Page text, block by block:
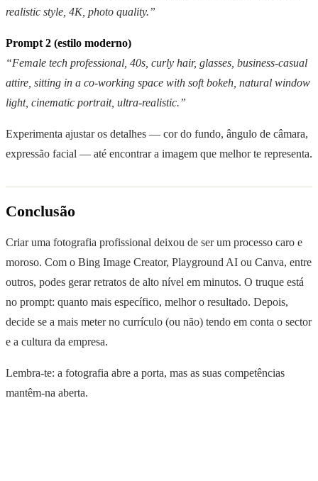
realistic style, 4K, photo quality.”
Prompt 2 (estilo moderno)
“Female tech professional, 40s, curly hair, glasses, business-casual
attire, sitting in a co-working space with soft bokeh, natural window
light, cinematic portrait, ultra-realistic.”
Experimenta ajustar os detalhes — cor do fundo, ângulo de câmara,
expressão facial — até encontrar a imagem que melhor te representa.
Conclusão
Criar uma fotografia profissional deixou de ser um processo caro e
moroso. Com o Bing Image Creator, Playground AI ou Canva, entre
outros, podes gerar retratos de alto nível em minutos. O truque está
no prompt: quanto mais específico, melhor o resultado. Depois,
decide se a mais meter no currículo (ou não) tendo em conta o sector
e a cultura da empresa.
Lembra-te: a fotografia abre a porta, mas as suas competências
mantêm-na aberta.